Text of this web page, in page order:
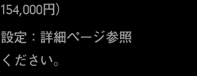
154,000円）
設定：詳細ページ参照
ください。